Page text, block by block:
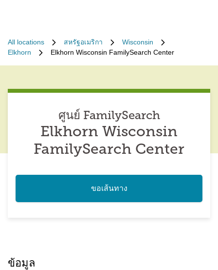
All locations สหรัฐอเมริกา
Wisconsin
Elkhorn
Elkhorn Wisconsin FamilySearch Center
ศูนย์ FamilySearch
Elkhorn Wisconsin
FamilySearch Center
ขอเส้นทาง
ข้อมูล